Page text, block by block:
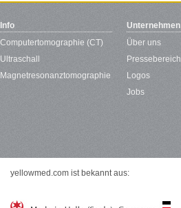
Info
Computertomographie (CT)
Ultraschall
Magnetresonanztomographie
Unternehmen
Über uns
Pressebereich
Logos
Jobs
yellowmed.com ist bekannt aus: